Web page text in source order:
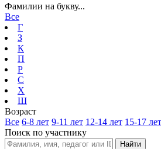
Фамилии на букву...
Все
Г
З
К
П
Р
С
Х
Ш
Возраст
Все 6-8 лет 9-11 лет 12-14 лет 15-17 лет
Поиск по участнику
Найти